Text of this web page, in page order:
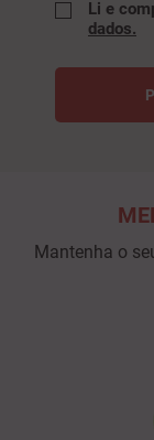
Li e
dados.
Mantenha o